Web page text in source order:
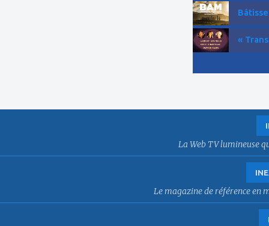
«
La Web TV lumineuse
Le magazine de référence en